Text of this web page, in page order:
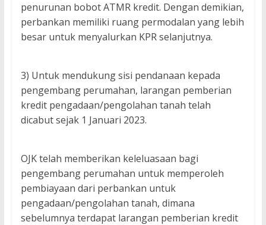
penurunan bobot ATMR kredit. Dengan demikian,
perbankan memiliki ruang permodalan yang lebih
besar untuk menyalurkan KPR selanjutnya.
3) Untuk mendukung sisi pendanaan kepada
pengembang perumahan, larangan pemberian
kredit pengadaan/pengolahan tanah telah
dicabut sejak 1 Januari 2023.
OJK telah memberikan keleluasaan bagi
pengembang perumahan untuk memperoleh
pembiayaan dari perbankan untuk
pengadaan/pengolahan tanah, dimana
sebelumnya terdapat larangan pemberian kredit